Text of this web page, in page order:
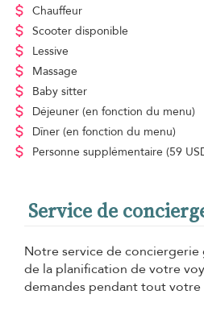
Chauffeur
Scooter disponible
Lessive
Massage
Baby sitter
Déjeuner (en fonction du menu)
Dîner (en fonction du menu)
Personne supplémentaire (59
Service de
Notre service de
de la planification de votre
demandes pendant tout votre